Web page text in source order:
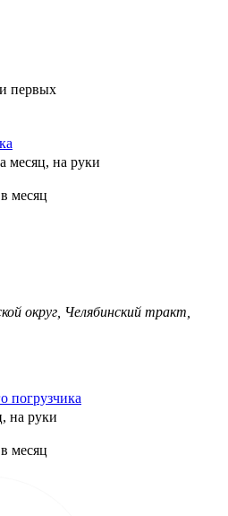
первых
месяц, на руки
месяц
округ, Челябинский тракт,
погрузчика
на руки
месяц